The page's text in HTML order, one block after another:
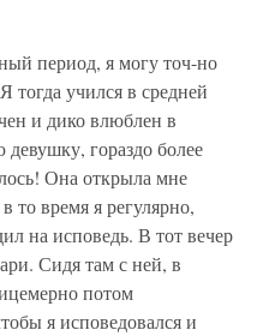
период, я могу точ-но
тогда учился в средней
и дико влюблен в
гораздо более
Она открыла мне
то время я регулярно,
на исповедь. В тот вечер
Сидя там с ней, в
потом
я исповедовался и